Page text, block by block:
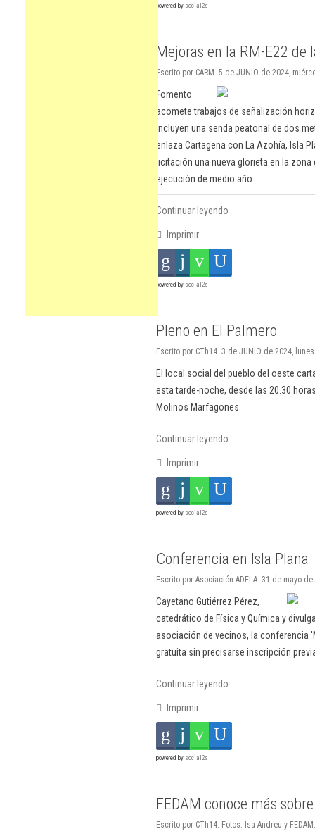
powered by social2s
Mejoras en la RM-E22 de
Escrito por CARM. 5 de JUNIO de 2024,
Fomento
acomete trabajos de señalización
incluyen una senda peatonal de dos
enlaza Cartagena con La Azohía, Isla
licitación una nueva glorieta en la
ejecución de medio año.
Continuar leyendo
Imprimir
powered by social2s
Pleno en El Palmero
Escrito por CTh14. 3 de JUNIO de 2024,
El local social del pueblo del oeste
esta tarde-noche, desde las 20.30
Molinos Marfagones.
Continuar leyendo
Imprimir
powered by social2s
Conferencia en Isla Plana
Escrito por Asociación ADELA. 31 de mayo de
Cayetano Gutiérrez Pérez,
catedrático de Física y Química y
asociación de vecinos, la conferencia
gratuita sin precisarse inscripción
Continuar leyendo
Imprimir
powered by social2s
FEDAM conoce más
Escrito por CTh14. Fotos: Isa Andreu y